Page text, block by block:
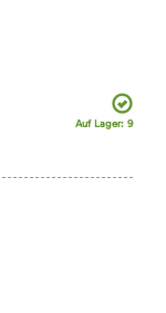
Auf Lager: 9